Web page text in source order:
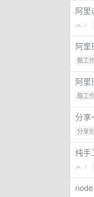
阿里
1
阿里
酷工
阿里
酷工
分享
分享
纯手
1